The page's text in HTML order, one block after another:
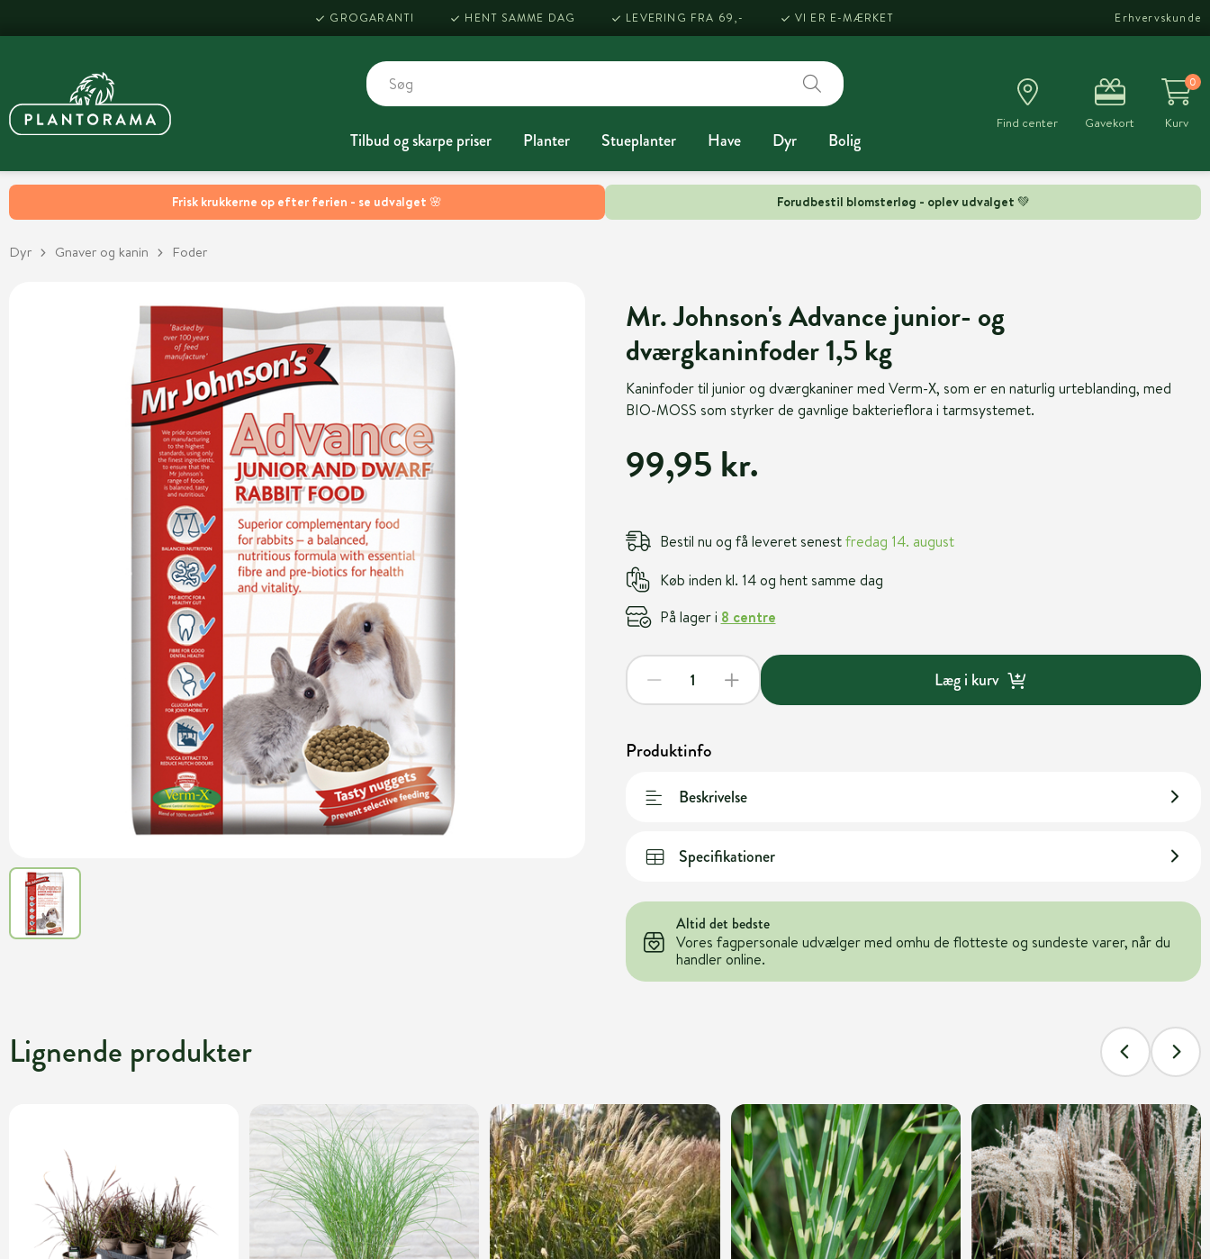
Frisk krukkerne op efter ferien - se udvalget 🌸 Forudbestil blomsterløg - oplev udvalget 💚
GROGARANTI HENT SAMME DAG LEVERING FRA 69,- VI ER E-MÆRKET Erhvervskunde
Tilbud og skarpe priser Planter Stueplanter Have Dyr Bolig
Find center Gavekort
0
Kurv
Dyr Gnaver og kanin Foder
Mr. Johnson's Advance junior- og
dværgkaninfoder 1,5 kg
Kaninfoder til junior og dværgkaniner med Verm-X, som er en naturlig urteblanding, med
BIO-MOSS som styrker de gavnlige bakterieflora i tarmsystemet.
99,95 kr.
Bestil nu og få leveret senestfredag 14. august
Køb inden kl. 14 og hent samme dag
På lager i 8 centre
Læg i kurv
Produktinfo
Beskrivelse
Specifikationer
Altid det bedste
Vores fagpersonale udvælger med omhu de flotteste og sundeste varer, når du
handler online.
Lignende produkter